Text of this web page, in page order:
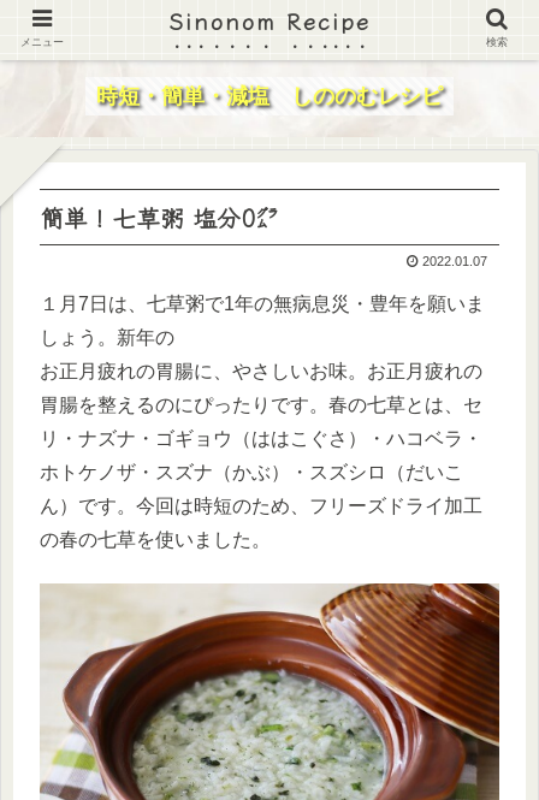
時短・簡単・減塩 しののむレシピ
簡単！七草粥 塩分0㌘
2022.01.07
１月7日は、七草粥で1年の無病息災・豊年を願いま
しょう。新年の
お正月疲れの胃腸に、やさしいお味。お正月疲れの
胃腸を整えるのにぴったりです。春の七草とは、セ
リ・ナズナ・ゴギョウ（ははこぐさ）・ハコベラ・
ホトケノザ・スズナ（かぶ）・スズシロ（だいこ
ん）です。今回は時短のため、フリーズドライ加工
の春の七草を使いました。
メニュー
Sinonom Recipe
検索